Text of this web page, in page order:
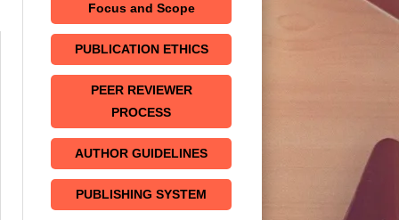
Focus and Scope
PUBLICATION ETHICS
PEER REVIEWER
PROCESS
AUTHOR GUIDELINES
PUBLISHING SYSTEM